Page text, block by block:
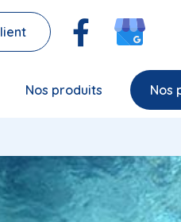
Nos produits Nos